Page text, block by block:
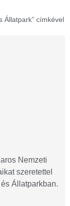
Állatpark” címkével
Nemzeti
szeretettel
Állatparkban.